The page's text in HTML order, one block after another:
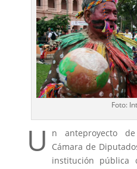
Foto:
U
n anteproyecto
Cámara de
institución pública